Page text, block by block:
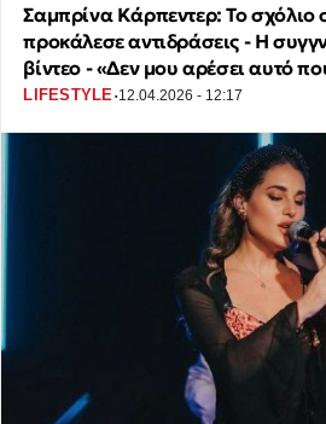
Σαμπρίνα Κάρπεντερ: Το σχόλιο
προκάλεσε αντιδράσεις - Η
βίντεο - «Δεν μου αρέσει αυτό
LIFESTYLE·12.04.2026 - 12:17